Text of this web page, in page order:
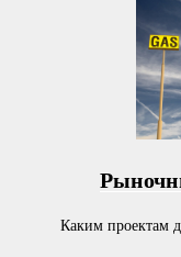
Каким проектам